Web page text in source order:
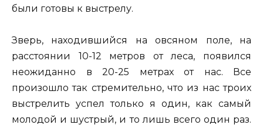
были готовы к выстрелу.
Зверь, находившийся на овсяном поле, на
расстоянии 10-12 метров от леса, появился
неожиданно в 20-25 метрах от нас. Все
произошло так стремительно, что из нас троих
выстрелить успел только я один, как самый
молодой и шустрый, и то лишь всего один раз.